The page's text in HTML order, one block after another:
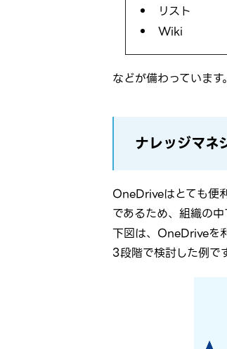
リスト
Wiki
などが備わっています。
ナレッジマ
OneDriveはとても便
であるため、組織の
下図は、OneDriveを
3段階で検討した例です